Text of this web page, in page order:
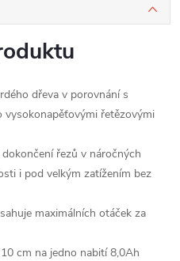
dřeva v porovnání s
vysokonapěťovými řetězovými
řezů v náročných
i pod velkým zatížením bez
maximálních otáček za
cm na jedno nabití 8,0Ah